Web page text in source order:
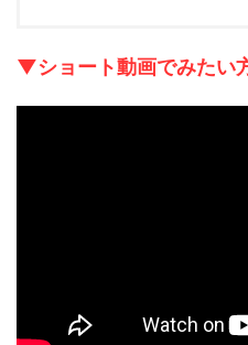
▼ショート動画でみたい